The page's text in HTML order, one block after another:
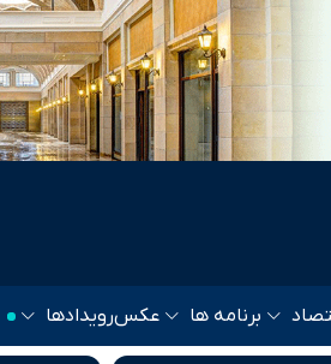
برنامه ها عکسرویدادها